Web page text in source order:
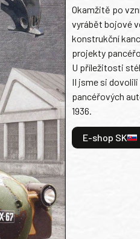
Okamžitě po
vyrábět bojové
konstrukční
projekty
U příležitosti
II jsme si
pancéřových
1936.
E-shop SK